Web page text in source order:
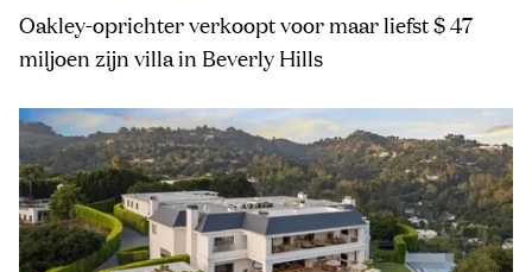
Oakley-oprichter verkoopt voor maar liefst $ 47
miljoen zijn villa in Beverly Hills